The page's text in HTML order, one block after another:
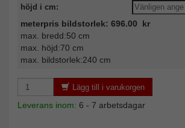
höjd i cm:
meterpris bildstorlek: 696.00 kr
max. bredd:50 cm
max. höjd:70 cm
max. bildstorlek:240 cm
Lägg till i varukorgen
Leverans inom: 6 - 7 arbetsdagar